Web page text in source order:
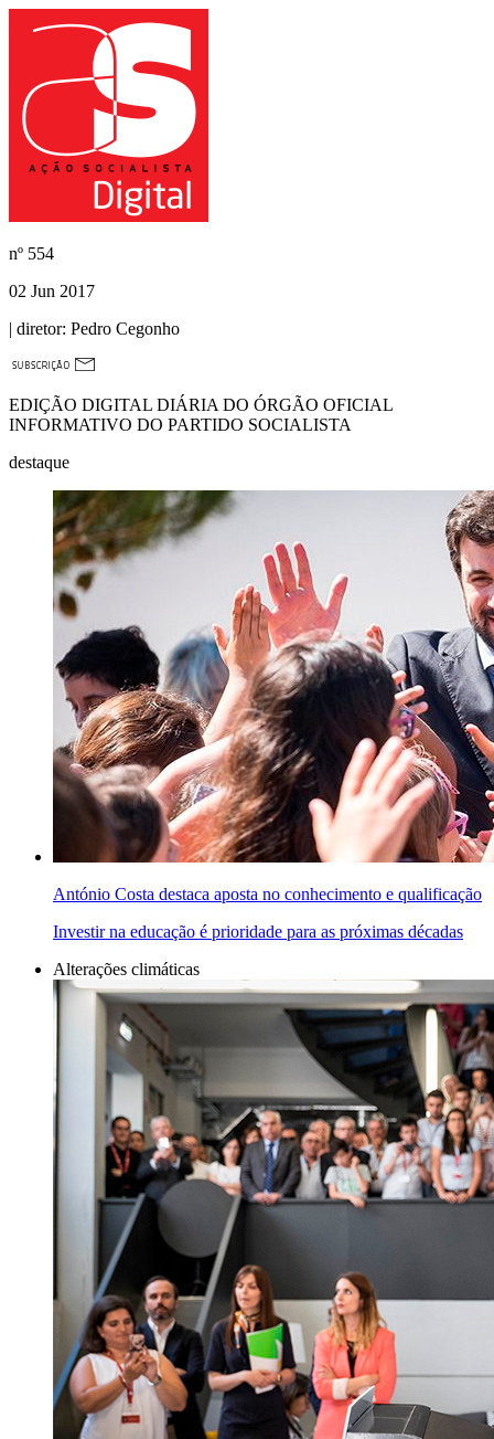
nº 554
02 Jun 2017
| diretor: Pedro Cegonho
EDIÇÃO DIGITAL DIÁRIA DO ÓRGÃO OFICIAL
INFORMATIVO DO PARTIDO SOCIALISTA
destaque
António Costa destaca aposta no conhecimento e qualificação
Investir na educação é prioridade para as próximas décadas
Alterações climáticas